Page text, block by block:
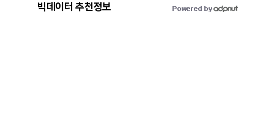
빅데이터 추천정보